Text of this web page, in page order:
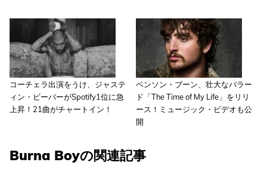
コーチェラ出演をうけ、ジャステ
ィン・ビーバーがSpotify1位に急
上昇！21曲がチャートイン！
ベンソン・ブーン、壮大なバラー
ド「The Time of My Life」をリリ
ース！ミュージック・ビデオも公
開
Burna Boyの関連記事